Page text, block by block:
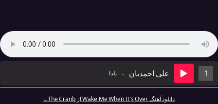
1 علی احمدیان - یلدا
دانلود آهنگ Wake Me When It's Over از The Cranb...